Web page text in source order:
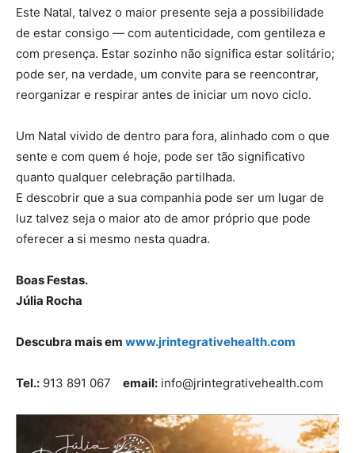
Este Natal, talvez o maior presente seja a possibilidade
de estar consigo — com autenticidade, com gentileza e
com presença. Estar sozinho não significa estar solitário;
pode ser, na verdade, um convite para se reencontrar,
reorganizar e respirar antes de iniciar um novo ciclo.
Um Natal vivido de dentro para fora, alinhado com o que
sente e com quem é hoje, pode ser tão significativo
quanto qualquer celebração partilhada.
E descobrir que a sua companhia pode ser um lugar de
luz talvez seja o maior ato de amor próprio que pode
oferecer a si mesmo nesta quadra.
Boas Festas.
Júlia Rocha
Descubra mais em www.jrintegrativehealth.com
Tel.: 913 891 067 email: info@jrintegrativehealth.com